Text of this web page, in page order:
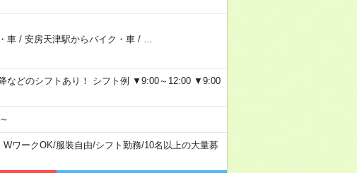
車/ 安房天津駅からバイク・車/
などのシフトあり！ シフト例 ▼9:00～12:00 ▼9:00
WワークOK/服装自由/シフト勤務/10名以上の大量募